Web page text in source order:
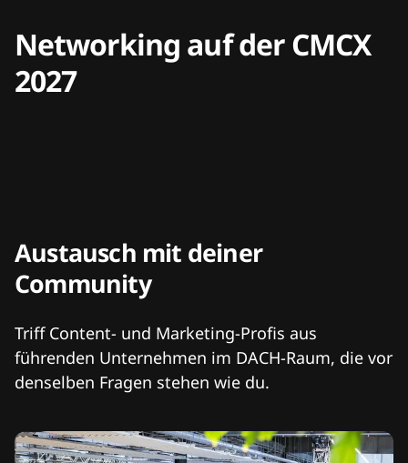
Networking auf der CMCX
2027
Austausch mit deiner
Community
Triff Content- und Marketing-Profis aus
führenden Unternehmen im DACH-Raum, die vor
denselben Fragen stehen wie du.